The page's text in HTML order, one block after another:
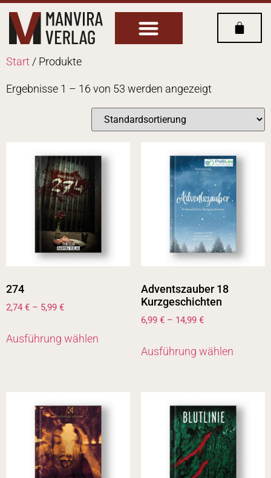
Start / Produkte
Ergebnisse 1 – 16 von 53 werden angezeigt
274
2,74 € – 5,99 €
Ausführung wählen
Adventszauber 18
Kurzgeschichten
6,99 € – 14,99 €
Ausführung wählen